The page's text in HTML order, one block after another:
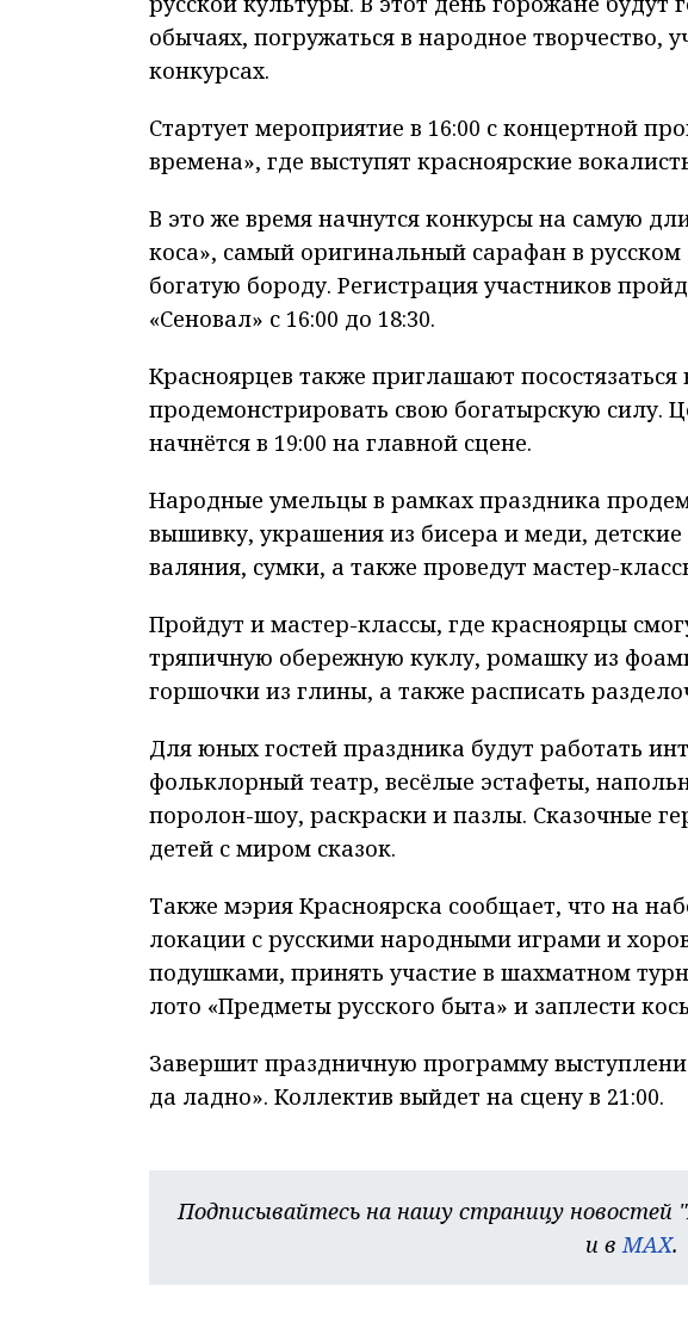
обычаях, погружаться в народное творчество,
конкурсах.
Стартует мероприятие в 16:00 с концертной
времена», где выступят красноярские
В это же время начнутся конкурсы на самую
коса», самый оригинальный сарафан в
богатую бороду. Регистрация участников
«Сеновал» с 16:00 до 18:30.
Красноярцев также приглашают
продемонстрировать свою богатырскую силу.
начнётся в 19:00 на главной сцене.
Народные умельцы в рамках праздника
вышивку, украшения из бисера и меди,
валяния, сумки, а также проведут мастер-
Пройдут и мастер-классы, где красноярцы
тряпичную обережную куклу, ромашку из
горшочки из глины, а также расписать
Для юных гостей праздника будут работать
фольклорный театр, весёлые эстафеты,
поролон-шоу, раскраски и пазлы. Сказочные
детей с миром сказок.
Также мэрия Красноярска сообщает, что на
локации с русскими народными играми и
подушками, принять участие в шахматном
лото «Предметы русского быта» и заплести
Завершит праздничную программу
да ладно». Коллектив выйдет на сцену в 21:00.
Подписывайтесь на нашу страницу новостей
и в MAX.